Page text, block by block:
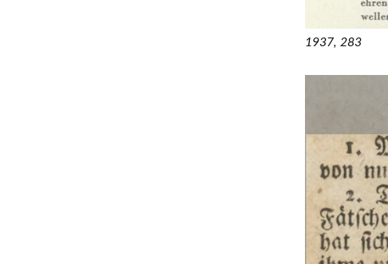
1937, 283